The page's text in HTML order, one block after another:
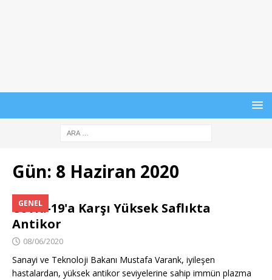
Gün: 8 Haziran 2020
GENEL
Covid-19'a Karşı Yüksek Saflıkta
Antikor
08/06/2020
Sanayi ve Teknoloji Bakanı Mustafa Varank, iyileşen
hastalardan, yüksek antikor seviyelerine sahip immün plazma